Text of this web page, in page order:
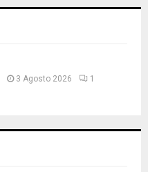
3 Agosto 2026 1